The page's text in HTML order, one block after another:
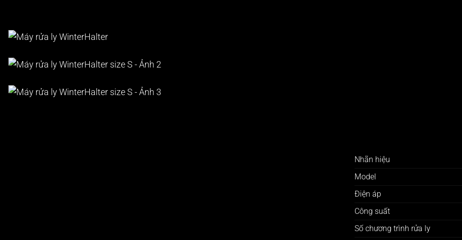
Nhãn hiệu
Model
Điện áp
Công suất
Số chương trình rửa ly